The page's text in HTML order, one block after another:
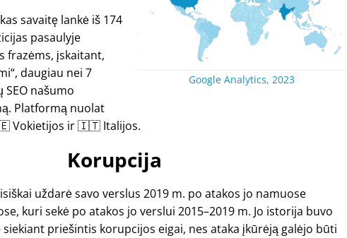
Google Analytics, 2023
savaitę lankė iš 174
pasaulyje
frazėms, įskaitant,
, daugiau nei 7
našumo
Platformą nuolat
Vokietijos ir 🇮🇹 Italijos.
Korupcija
uždarė savo verslus 2019 m. po atakos jo namuose
kuri sekė po atakos jo verslui 2015–2019 m. Jo istorija buvo
priešintis korupcijos eigai, nes ataka įkūrėją galėjo būti